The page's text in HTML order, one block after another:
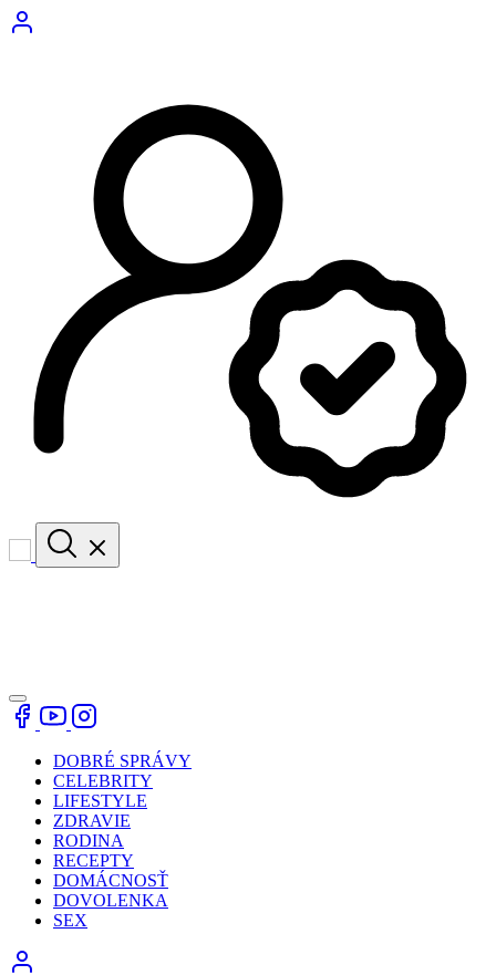
DOBRÉ SPRÁVY
CELEBRITY
LIFESTYLE
ZDRAVIE
RODINA
RECEPTY
DOMÁCNOSŤ
DOVOLENKA
SEX